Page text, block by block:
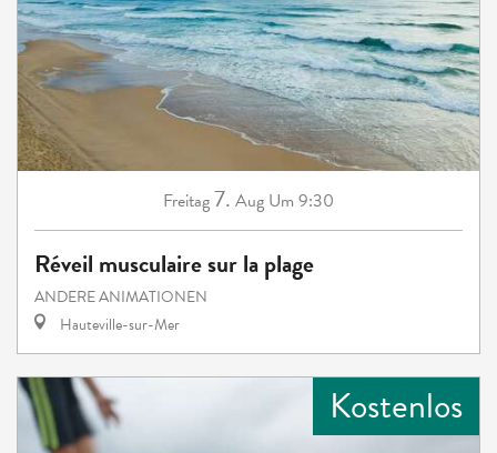
Freitag7. Aug Um 9:30
Réveil musculaire sur la plage
ANDERE ANIMATIONEN
Hauteville-sur-Mer
Kostenlos